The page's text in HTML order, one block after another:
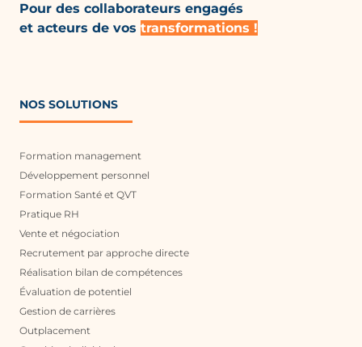
Pour des collaborateurs engagés
et acteurs de vos transformations !
NOS SOLUTIONS
Formation management
Développement personnel
Formation Santé et QVT
Pratique RH
Vente et négociation
Recrutement par approche directe
Réalisation bilan de compétences
Évaluation de potentiel
Gestion de carrières
Outplacement